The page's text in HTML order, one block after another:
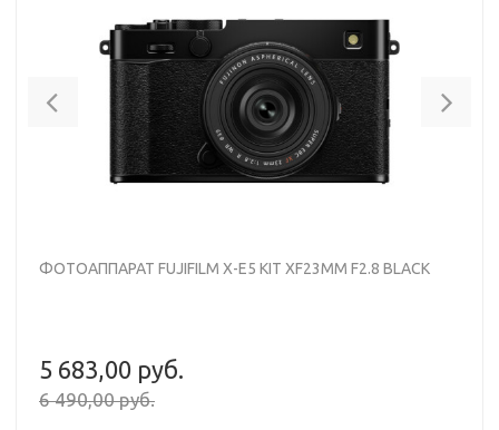
Previous
ФОТОАППАРАТ FUJIFILM X-E5 KIT XF23MM F2.8 BLACK
5 683,00 руб.
6 490,00 руб.